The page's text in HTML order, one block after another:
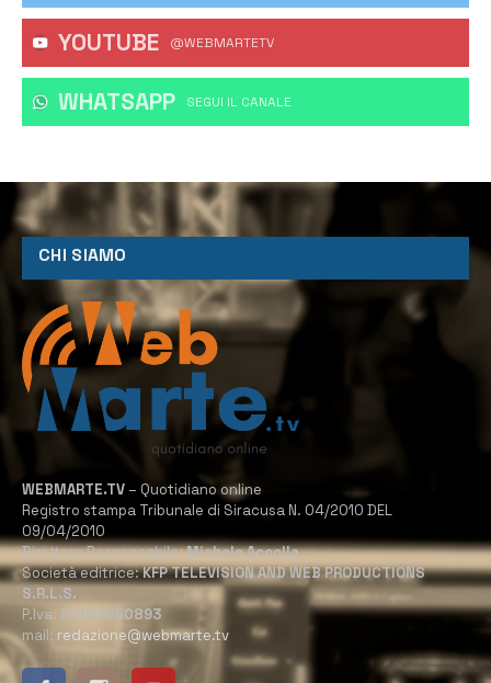
YOUTUBE @WEBMARTETV
WHATSAPP ‎SEGUI IL CANALE
CHI SIAMO
WEBMARTE.TV – Quotidiano online
Registro stampa Tribunale di Siracusa N. 04/2010 DEL
09/04/2010
Direttore Responsabile:Michele Accolla
Società editrice:KFP TELEVISION AND WEB PRODUCTIONS
S.R.L.S.
P.Iva: 02184950893
mail: redazione@webmarte.tv